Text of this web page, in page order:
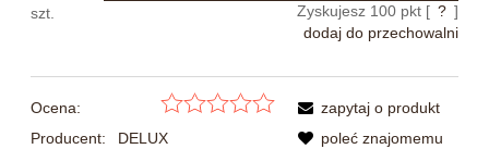
szt. Zyskujesz 100pkt [ ? ]
dodaj do przechowalni
Ocena:
Producent:
DELUX
zapytaj o produkt
poleć znajomemu